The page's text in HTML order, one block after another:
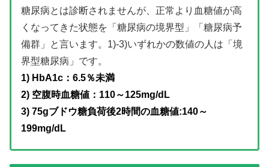
糖尿病とは診断されませんが、正常より血糖値が高
くなってきた状態を「糖尿病の境界型」「糖尿病予
備群」と言います。1)-3)いずれかの数値の人は「境
界型糖尿病」です。
1) HbA1c：6.5％未満
2) 空腹時血糖値：110～125mg/dL
3) 75gブドウ糖負荷後2時間の血糖値:140～
199mg/dL